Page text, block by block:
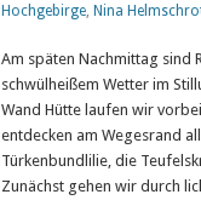
Hochgebirge, Nina
Am späten Nachmittag sind
schwülheißem Wetter im
Wand Hütte laufen wir
entdecken am Wegesrand
Türkenbundlilie, die
Zunächst gehen wir durch